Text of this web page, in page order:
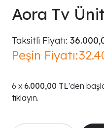
Aora Tv
Taksitli Fiyatı:
Peşin Fiyatı:
6.000,00 TL'den
tıklayın.